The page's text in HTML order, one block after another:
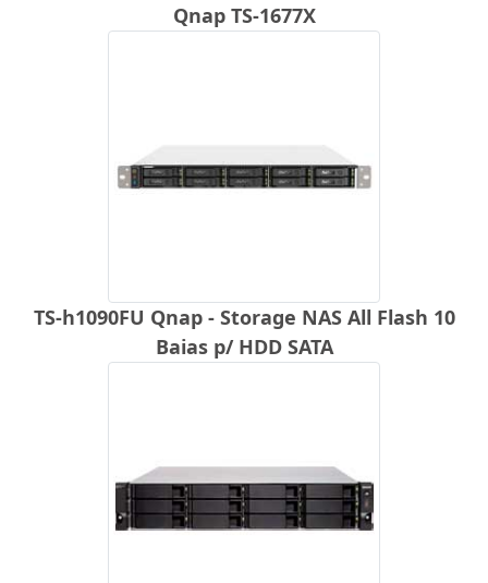
Qnap TS-1677X
TS-h1090FU Qnap - Storage NAS All Flash 10
Baias p/ HDD SATA